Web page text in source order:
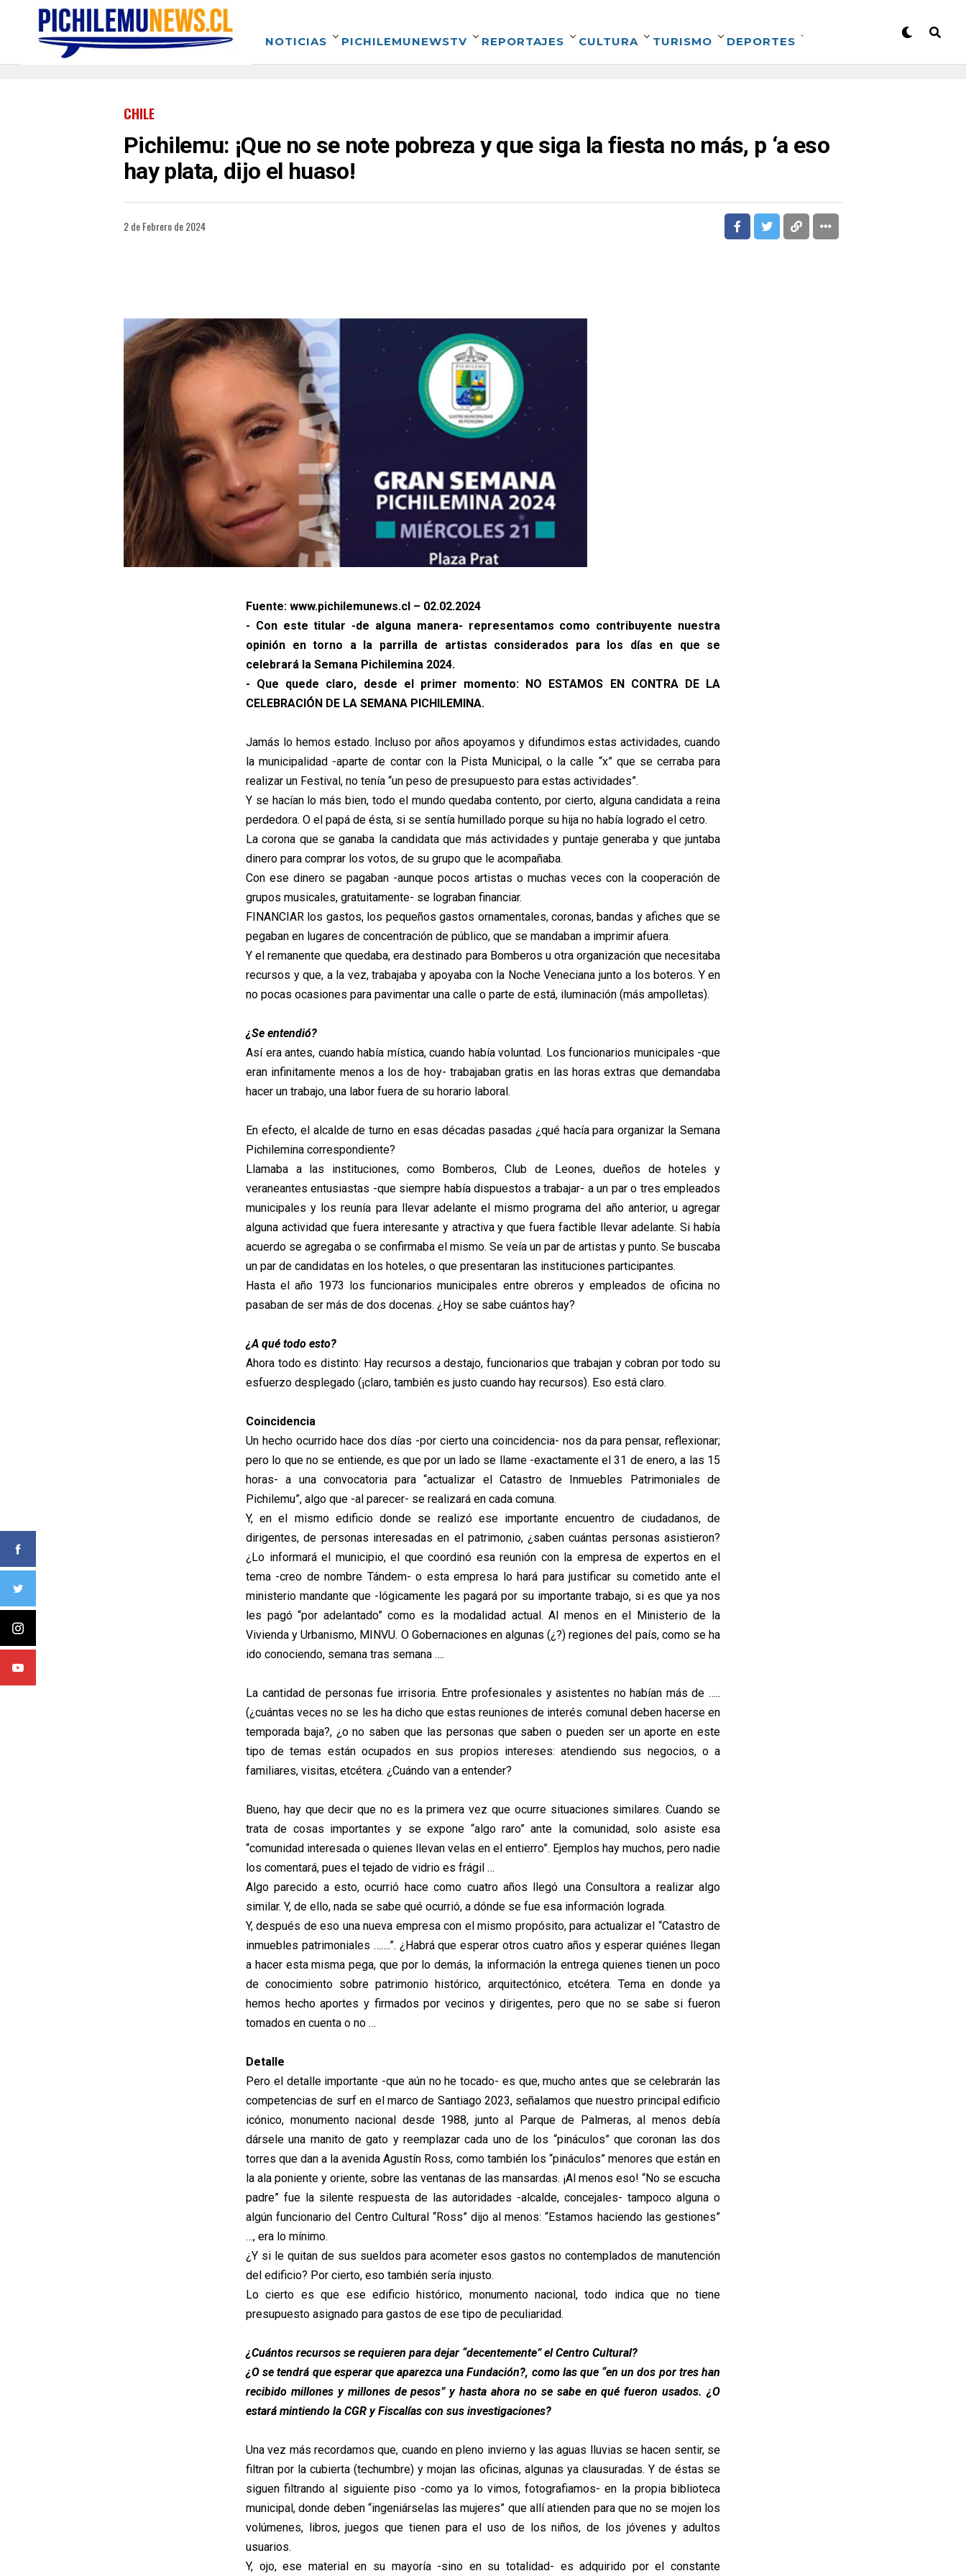
NOTICIAS PICHILEMUNEWSTV REPORTAJES CULTURA TURISMO DEPORTES
CHILE
Pichilemu: ¡Que no se note pobreza y que siga la fiesta no más, p ‘a eso
hay plata, dijo el huaso!
2 de Febrero de 2024
Fuente: www.pichilemunews.cl – 02.02.2024
- Con este titular -de alguna manera- representamos como contribuyente nuestra
opinión en torno a la parrilla de artistas considerados para los días en que se
celebrará la Semana Pichilemina 2024.
- Que quede claro, desde el primer momento: NO ESTAMOS EN CONTRA DE LA
CELEBRACIÓN DE LA SEMANA PICHILEMINA.
Jamás lo hemos estado. Incluso por años apoyamos y difundimos estas actividades, cuando
la municipalidad -aparte de contar con la Pista Municipal, o la calle “x” que se cerraba para
realizar un Festival, no tenía “un peso de presupuesto para estas actividades”.
Y se hacían lo más bien, todo el mundo quedaba contento, por cierto, alguna candidata a reina
perdedora. O el papá de ésta, si se sentía humillado porque su hija no había logrado el cetro.
La corona que se ganaba la candidata que más actividades y puntaje generaba y que juntaba
dinero para comprar los votos, de su grupo que le acompañaba.
Con ese dinero se pagaban -aunque pocos artistas o muchas veces con la cooperación de
grupos musicales, gratuitamente- se lograban financiar.
FINANCIAR los gastos, los pequeños gastos ornamentales, coronas, bandas y afiches que se
pegaban en lugares de concentración de público, que se mandaban a imprimir afuera.
Y el remanente que quedaba, era destinado para Bomberos u otra organización que necesitaba
recursos y que, a la vez, trabajaba y apoyaba con la Noche Veneciana junto a los boteros. Y en
no pocas ocasiones para pavimentar una calle o parte de está, iluminación (más ampolletas).
¿Se entendió?
Así era antes, cuando había mística, cuando había voluntad. Los funcionarios municipales -que
eran infinitamente menos a los de hoy- trabajaban gratis en las horas extras que demandaba
hacer un trabajo, una labor fuera de su horario laboral.
En efecto, el alcalde de turno en esas décadas pasadas ¿qué hacía para organizar la Semana
Pichilemina correspondiente?
Llamaba a las instituciones, como Bomberos, Club de Leones, dueños de hoteles y
veraneantes entusiastas -que siempre había dispuestos a trabajar- a un par o tres empleados
municipales y los reunía para llevar adelante el mismo programa del año anterior, u agregar
alguna actividad que fuera interesante y atractiva y que fuera factible llevar adelante. Si había
acuerdo se agregaba o se confirmaba el mismo. Se veía un par de artistas y punto. Se buscaba
un par de candidatas en los hoteles, o que presentaran las instituciones participantes.
Hasta el año 1973 los funcionarios municipales entre obreros y empleados de oficina no
pasaban de ser más de dos docenas. ¿Hoy se sabe cuántos hay?
¿A qué todo esto?
Ahora todo es distinto: Hay recursos a destajo, funcionarios que trabajan y cobran por todo su
esfuerzo desplegado (¡claro, también es justo cuando hay recursos). Eso está claro.
Coincidencia
Un hecho ocurrido hace dos días -por cierto una coincidencia- nos da para pensar, reflexionar;
pero lo que no se entiende, es que por un lado se llame -exactamente el 31 de enero, a las 15
horas- a una convocatoria para “actualizar el Catastro de Inmuebles Patrimoniales de
Pichilemu”, algo que -al parecer- se realizará en cada comuna.
Y, en el mismo edificio donde se realizó ese importante encuentro de ciudadanos, de
dirigentes, de personas interesadas en el patrimonio, ¿saben cuántas personas asistieron?
¿Lo informará el municipio, el que coordinó esa reunión con la empresa de expertos en el
tema -creo de nombre Tándem- o esta empresa lo hará para justificar su cometido ante el
ministerio mandante que -lógicamente les pagará por su importante trabajo, si es que ya nos
les pagó “por adelantado” como es la modalidad actual. Al menos en el Ministerio de la
Vivienda y Urbanismo, MINVU. O Gobernaciones en algunas (¿?) regiones del país, como se ha
ido conociendo, semana tras semana ….
La cantidad de personas fue irrisoria. Entre profesionales y asistentes no habían más de …..
(¿cuántas veces no se les ha dicho que estas reuniones de interés comunal deben hacerse en
temporada baja?, ¿o no saben que las personas que saben o pueden ser un aporte en este
tipo de temas están ocupados en sus propios intereses: atendiendo sus negocios, o a
familiares, visitas, etcétera. ¿Cuándo van a entender?
Bueno, hay que decir que no es la primera vez que ocurre situaciones similares. Cuando se
trata de cosas importantes y se expone “algo raro” ante la comunidad, solo asiste esa
“comunidad interesada o quienes llevan velas en el entierro”. Ejemplos hay muchos, pero nadie
los comentará, pues el tejado de vidrio es frágil …
Algo parecido a esto, ocurrió hace como cuatro años llegó una Consultora a realizar algo
similar. Y, de ello, nada se sabe qué ocurrió, a dónde se fue esa información lograda.
Y, después de eso una nueva empresa con el mismo propósito, para actualizar el “Catastro de
inmuebles patrimoniales …….”. ¿Habrá que esperar otros cuatro años y esperar quiénes llegan
a hacer esta misma pega, que por lo demás, la información la entrega quienes tienen un poco
de conocimiento sobre patrimonio histórico, arquitectónico, etcétera. Tema en donde ya
hemos hecho aportes y firmados por vecinos y dirigentes, pero que no se sabe si fueron
tomados en cuenta o no …
Detalle
Pero el detalle importante -que aún no he tocado- es que, mucho antes que se celebrarán las
competencias de surf en el marco de Santiago 2023, señalamos que nuestro principal edificio
icónico, monumento nacional desde 1988, junto al Parque de Palmeras, al menos debía
dársele una manito de gato y reemplazar cada uno de los “pináculos” que coronan las dos
torres que dan a la avenida Agustín Ross, como también los “pináculos” menores que están en
la ala poniente y oriente, sobre las ventanas de las mansardas. ¡Al menos eso! “No se escucha
padre” fue la silente respuesta de las autoridades -alcalde, concejales- tampoco alguna o
algún funcionario del Centro Cultural “Ross” dijo al menos: “Estamos haciendo las gestiones”
…, era lo mínimo.
¿Y si le quitan de sus sueldos para acometer esos gastos no contemplados de manutención
del edificio? Por cierto, eso también sería injusto.
Lo cierto es que ese edificio histórico, monumento nacional, todo indica que no tiene
presupuesto asignado para gastos de ese tipo de peculiaridad.
¿Cuántos recursos se requieren para dejar “decentemente” el Centro Cultural?
¿O se tendrá que esperar que aparezca una Fundación?, como las que “en un dos por tres han
recibido millones y millones de pesos” y hasta ahora no se sabe en qué fueron usados. ¿O
estará mintiendo la CGR y Fiscalías con sus investigaciones?
Una vez más recordamos que, cuando en pleno invierno y las aguas lluvias se hacen sentir, se
filtran por la cubierta (techumbre) y mojan las oficinas, algunas ya clausuradas. Y de éstas se
siguen filtrando al siguiente piso -como ya lo vimos, fotografiamos- en la propia biblioteca
municipal, donde deben “ingeniárselas las mujeres” que allí atienden para que no se mojen los
volúmenes, libros, juegos que tienen para el uso de los niños, de los jóvenes y adultos
usuarios.
Y, ojo, ese material en su mayoría -sino en su totalidad- es adquirido por el constante